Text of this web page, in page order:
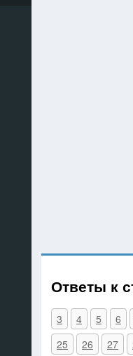
Ответы к
3 4 5 6
25
26 27